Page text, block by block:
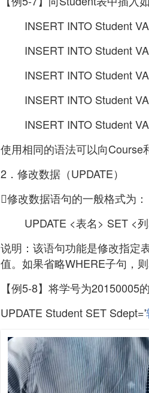
INSERT INTO Student
INSERT INTO Student
INSERT INTO Student
INSERT INTO Student
INSERT INTO Student
使用相同的语法可以向Course
2．修改数据（UPDATE）
修改数据语句的一般格式为：
UPDATE <表名> SET <
说明：该语句功能是修改指定
值。如果省略WHERE子句，
【例5-8】将学号为20150005
UPDATE Student SET Sdept='